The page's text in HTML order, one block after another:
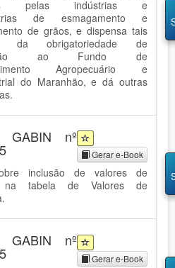
pelas indústrias e
de esmagamento e
de grãos, e dispensa tais
da obrigatoriedade de
ao Fundo de
Agropecuário e
do Maranhão, e dá outras
GABIN nº
Gerar e-Book
inclusão de valores de
na tabela de Valores de
GABIN nº
Gerar e-Book